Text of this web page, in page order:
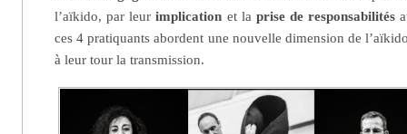
l’aïkido, par leurimplication et la prise de responsabilités
ces 4 pratiquants abordent une nouvelle dimension de
à leur tour la transmission.